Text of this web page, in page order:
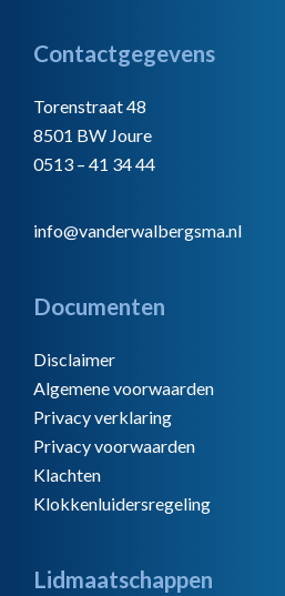
Footer
Contactgegevens
Torenstraat 48
8501 BW Joure
0513 – 41 34 44
info@vanderwalbergsma.nl
Documenten
Disclaimer
Algemene voorwaarden
Privacy verklaring
Privacy voorwaarden
Klachten
Klokkenluidersregeling
Lidmaatschappen